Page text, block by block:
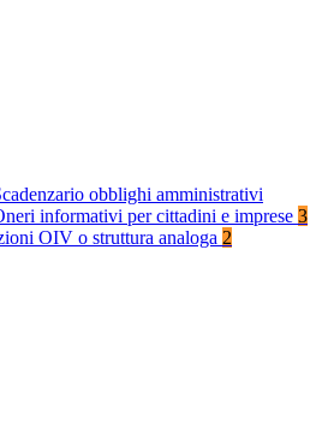
obblighi amministrativi
informativi per cittadini e imprese 3
OIV o struttura analoga 2